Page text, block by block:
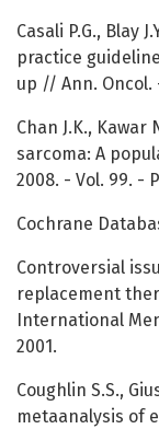
Casali P.G., Blay
practice
up // Ann. Oncol.
Chan J.K.,
sarcoma: A
2008. - Vol. 99. - P
Cochrane
Controversial
replacement
International
2001.
Coughlin S.S.,
metaanalysis of